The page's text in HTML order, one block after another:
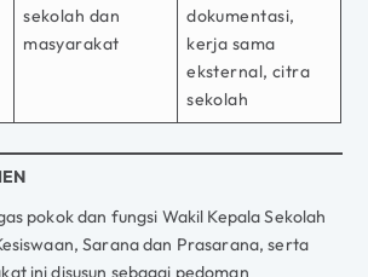
sekolah dan
masyarakat
dokumentasi,
kerja sama
eksternal, citra
sekolah
pokok dan fungsi Wakil Kepala Sekolah
Sarana dan Prasarana, serta
ini disusun sebagai pedoman